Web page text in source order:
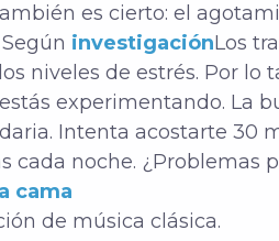
es cierto: el
investigaciónLos
niveles de estrés. Por lo
experimentando. La
Intenta acostarte 30
cada noche. ¿Problemas
cama
de música clásica.